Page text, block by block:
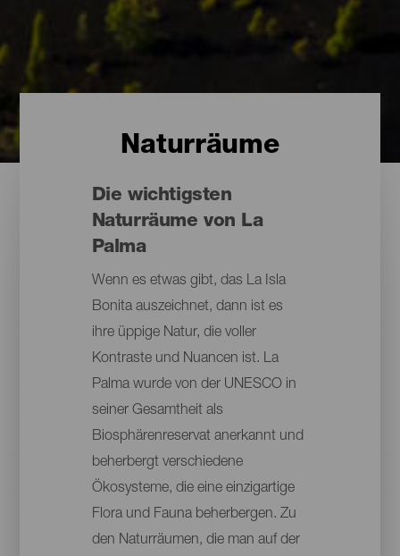
Naturräume
Die wichtigsten
Naturräume von La
Palma
Wenn es etwas gibt, das La Isla
Bonita auszeichnet, dann ist es
ihre üppige Natur, die voller
Kontraste und Nuancen ist. La
Palma wurde von der UNESCO in
seiner Gesamtheit als
Biosphärenreservat anerkannt und
beherbergt verschiedene
Ökosysteme, die eine einzigartige
Flora und Fauna beherbergen. Zu
den Naturräumen, die man auf der